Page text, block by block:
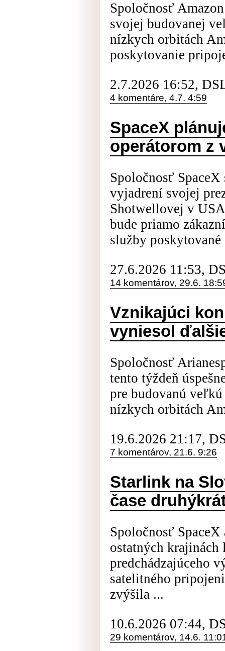
Spoločnosť
svojej budovanej
nízkych orbitách
poskytovanie
2.7.2026 16:52,
4 komentáre, 4.7. 4:59
SpaceX
operátorom z
Spoločnosť
vyjadrení svojej
Shotwellovej v
bude priamo
služby poskytované
27.6.2026 11:53,
14 komentárov, 29.6.
Vznikajúci
vyniesol
Spoločnosť
tento týždeň
pre budovanú
nízkych orbitách
19.6.2026 21:17,
7 komentárov, 21.6. 9:26
Starlink na
čase
Spoločnosť
ostatných krajinách
predchádzajúceho
satelitného
zvýšila ...
10.6.2026 07:44,
29 komentárov, 14.6.